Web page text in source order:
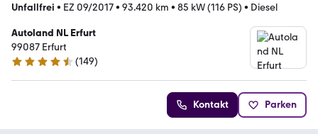
Unfallfrei • EZ 09/2017• 93.420 km • 85 kW (116 PS) • Diesel
Autoland NL Erfurt
99087 Erfurt
4.4 Sterne
(149)
Kontakt Parken